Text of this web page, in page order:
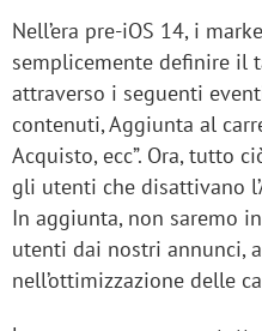
Nell’era pre-iOS 14, i
semplicemente definire il
attraverso i seguenti
contenuti, Aggiunta al
Acquisto, ecc”. Ora, tutto
gli utenti che disattivano
In aggiunta, non saremo
utenti dai nostri annunci,
nell’ottimizzazione delle